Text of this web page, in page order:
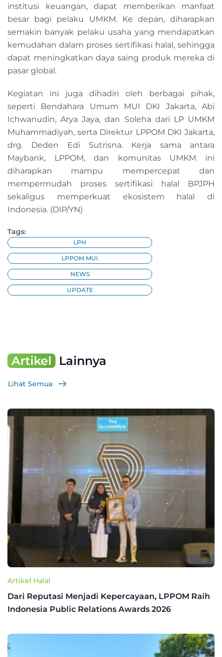
institusi keuangan, dapat memberikan manfaat
besar bagi pelaku UMKM. Ke depan, diharapkan
semakin banyak pelaku usaha yang mendapatkan
kemudahan dalam proses sertifikasi halal, sehingga
dapat meningkatkan daya saing produk mereka di
pasar global.
Kegiatan ini juga dihadiri oleh berbagai pihak,
seperti Bendahara Umum MUI DKI Jakarta, Abi
Ichwanudin, Arya Jaya, dan Soleha dari LP UMKM
Muhammadiyah, serta Direktur LPPOM DKI Jakarta,
drg. Deden Edi Sutrisna. Kerja sama antara
Maybank, LPPOM, dan komunitas UMKM ini
diharapkan mampu mempercepat dan
mempermudah proses sertifikasi halal BPJPH
sekaligus memperkuat ekosistem halal di
Indonesia. (DIP/YN)
Tags:
LPH
LPPOM MUI
NEWS
UPDATE
Artikel Lainnya
Lihat Semua
Artikel Halal
Dari Reputasi Menjadi Kepercayaan, LPPOM Raih
Indonesia Public Relations Awards 2026